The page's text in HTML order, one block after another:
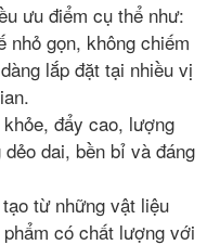
ưu điểm cụ thể như:
nhỏ gọn, không chiếm
lắp đặt tại nhiều vị
đẩy cao, lượng
dai, bền bỉ và đáng
từ những vật liệu
có chất lượng với